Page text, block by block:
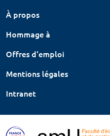
À propos
Hommage à
Offres d'emploi
Mentions légales
Intranet